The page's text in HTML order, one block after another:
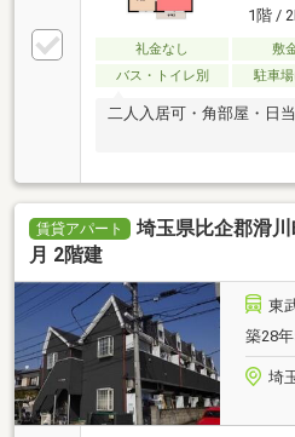
1階 /
礼金なし 敷
バス・トイレ別
駐車
二人入居可・角部屋・日
賃貸アパート
埼玉県比企郡滑
月 2階建
東
築28
埼